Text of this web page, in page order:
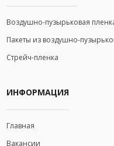
Воздушно-пузырьковая
Пакеты из воздушно-
Стрейч-пленка
ИНФОРМАЦИЯ
Главная
Вакансии